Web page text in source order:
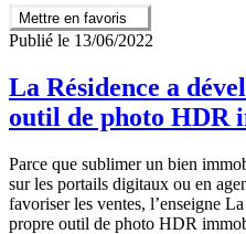
Mettre en favoris
Publié le 13/06/2022
La Résidence a
outil de photo HDR
Parce que sublimer un bien
sur les portails digitaux ou en
favoriser les ventes, l’enseigne
propre outil de photo HDR